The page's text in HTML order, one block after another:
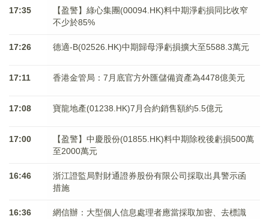
17:35
【盈警】綠心集團(00094.HK)料中期淨虧損同比收窄
不少於85%
17:26 德適-B(02526.HK)中期歸母淨虧損擴大至5588.3萬元
17:11 香港金管局：7月底官方外匯儲備資產為4478億美元
17:08 寶龍地產(01238.HK)7月合約銷售額約5.5億元
17:00
【盈警】中慶股份(01855.HK)料中期除稅後虧損500萬
至2000萬元
16:46
浙江證監局對財通證券股份有限公司採取出具警示函
措施
16:36
網信辦：大型個人信息處理者應當採取加密、去標識